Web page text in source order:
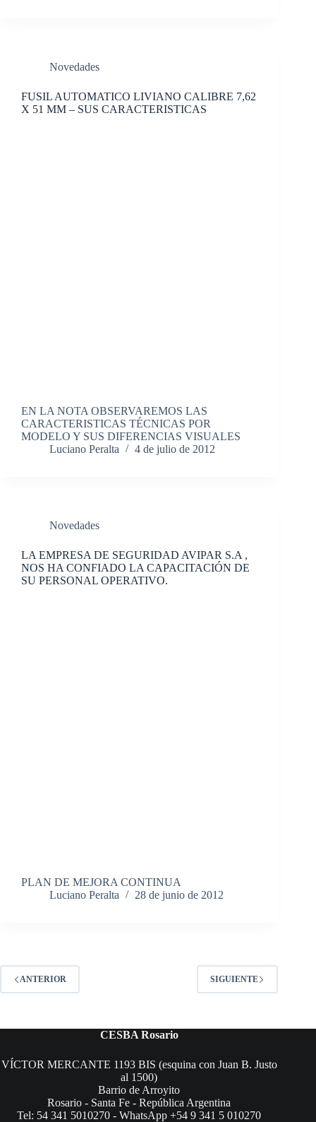
Novedades
FUSIL AUTOMATICO LIVIANO CALIBRE 7,62
X 51 MM – SUS CARACTERISTICAS
EN LA NOTA OBSERVAREMOS LAS
CARACTERISTICAS TÉCNICAS POR
MODELO Y SUS DIFERENCIAS VISUALES
Luciano Peralta
4 de julio de 2012
Novedades
LA EMPRESA DE SEGURIDAD AVIPAR S.A ,
NOS HA CONFIADO LA CAPACITACIÓN DE
SU PERSONAL OPERATIVO.
PLAN DE MEJORA CONTINUA
Luciano Peralta
28 de junio de 2012
ANTERIOR SIGUIENTE
CESBA Rosario
VÍCTOR MERCANTE 1193 BIS (esquina con Juan B. Justo
al 1500)
Barrio de Arroyito
Rosario - Santa Fe - República Argentina
Tel: 54 341 5010270 - WhatsApp +54 9 341 5 010270